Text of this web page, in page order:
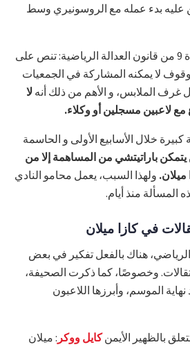
عليه بدء عمله مع الروسونيري وسط
كل شيء موضح في المادة 9 من قانون العدالة الرياضية: تنص على
لا يمكنه المشاركة في الجمعيات
غرف الملابس، و الأهم من ذلك أنه لا
مع لاعبين مسجلين أو وكلاء.
خلال الأسابيع الأولى و الحاسمة
يتمكن باراتيتشي من المساهمة إلا من
ولهذا السبب، يعمل محامو النادي
المسألة منذ أيام.
في كازا ميلان
هناك بالفعل تفكير في بعض
وخصوصًا، كما ذكرت الصحيفة،
الموسم، وأبرزها اللاعبون
بالظهير الأيمنكايل ووكر : ميلان